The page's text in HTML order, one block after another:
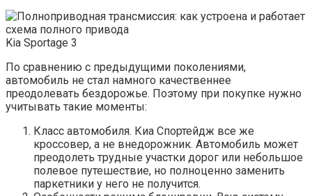
Kia Sportage 3
По сравнению с предыдущими поколениями,
автомобиль не стал намного качественнее
преодолевать бездорожье. Поэтому при покупке нужно
учитывать такие моменты:
Класс автомобиля. Киа Спортейдж все же
кроссовер, а не внедорожник. Автомобиль может
преодолеть трудные участки дорог или небольшое
полевое путешествие, но полноценно заменить
паркетники у него не получится.